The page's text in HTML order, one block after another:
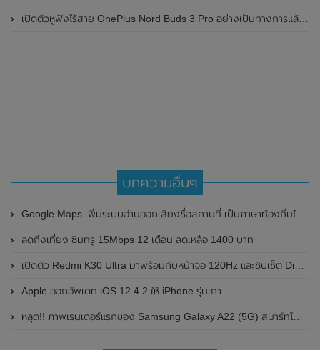
เปิดตัวหูฟังไร้สาย OnePlus Nord Buds 3 Pro อย่างเป็นทางการแล้ว มาพร้อมระบบตัดเสียงรบกวน (ANC) สามารถลดเสียงรบกวนได้ 49dB และแบตเตอรี่สุดอึดใช้งานได้นานสูงสุดถึง 44 ชั่วโมง
บทความอื่นๆ
Google Maps เพิ่มระบบอ่านออกเสียงชื่อสถานที่ เป็นภาษาท้องถิ่นได้ง่ายขึ้น ผ่านปุ่มลำโพง
ลดถึงเที่ยง ซิมทรู 15Mbps 12 เดือน ลดเหลือ 1400 บาท
เปิดตัว Redmi K30 Ultra มาพร้อมกับหน้าจอ 120Hz และชิปเซ็ต Dimensity 1000+ ในราคาเริ่มต้นไม่ถึงหมื่น
Apple ออกอัพเดท iOS 12.4.2 ให้ iPhone รุ่นเก่า
หลุด!! ภาพเรนเดอร์แรกของ Samsung Galaxy A22 (5G) สมาร์ทโฟนราคาประหยัด มาพร้อมหน้าจอ 6.5 นิ้ว และกล้องหลัง 3 ตัว